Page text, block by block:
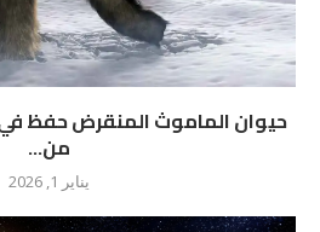
حيوان الماموث المنقرض حفظ في
من...
يناير 1, 2026